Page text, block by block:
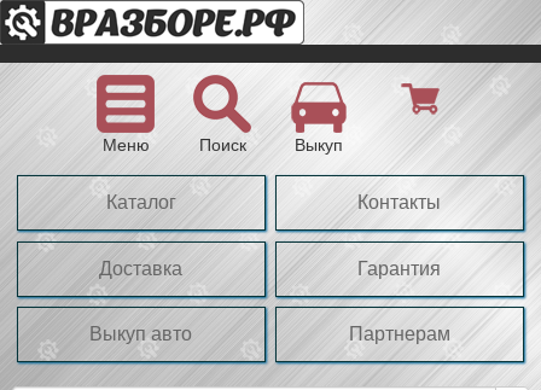
Меню Поиск Выкуп
Каталог Контакты
Доставка Гарантия
Выкуп авто Партнерам